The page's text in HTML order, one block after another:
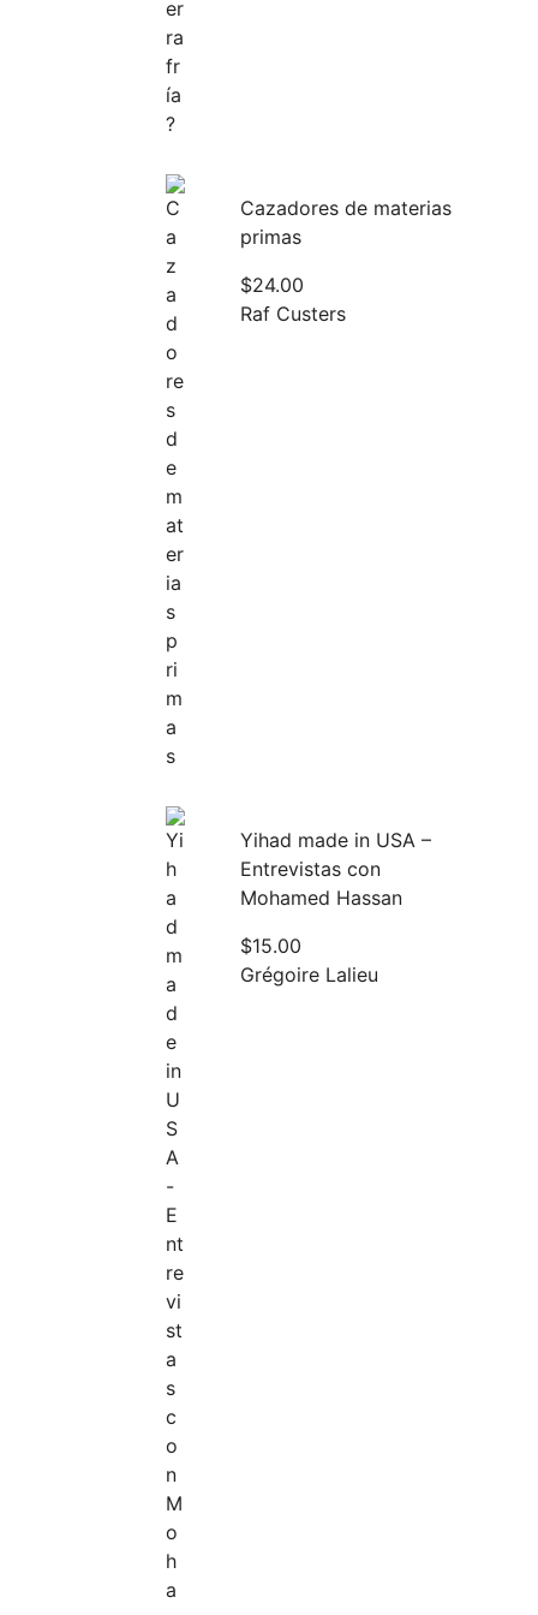
Cazadores de materias
primas
$24.00
Raf Custers
Yihad made in USA –
Entrevistas con
Mohamed Hassan
$15.00
Grégoire Lalieu